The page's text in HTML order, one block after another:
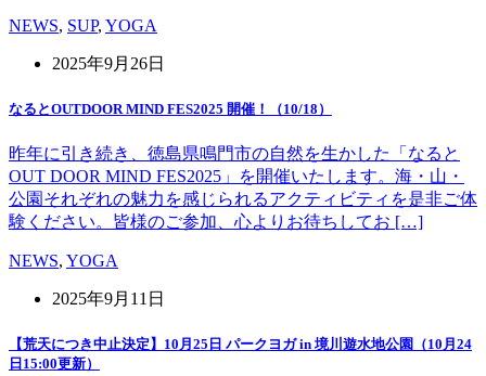
NEWS, SUP, YOGA
2025年9月26日
なるとOUTDOOR MIND FES2025 開催！（10/18）
昨年に引き続き、徳島県鳴門市の自然を生かした「なると
OUT DOOR MIND FES2025」を開催いたします。海・山・
公園それぞれの魅力を感じられるアクティビティを是非ご体
験ください。皆様のご参加、心よりお待ちしてお […]
NEWS, YOGA
2025年9月11日
【荒天につき中止決定】10月25日 パークヨガ in 境川遊水地公園（10月24
日15:00更新）